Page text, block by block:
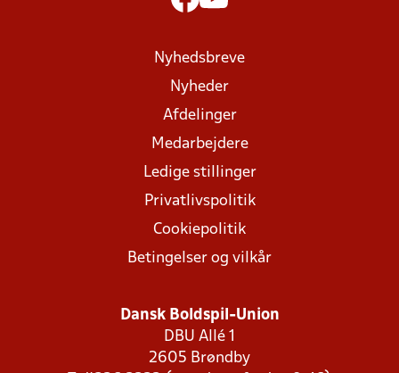
Nyhedsbreve
Nyheder
Afdelinger
Medarbejdere
Ledige stillinger
Privatlivspolitik
Cookiepolitik
Betingelser og vilkår
Dansk Boldspil-Union
DBU Allé 1
2605 Brøndby